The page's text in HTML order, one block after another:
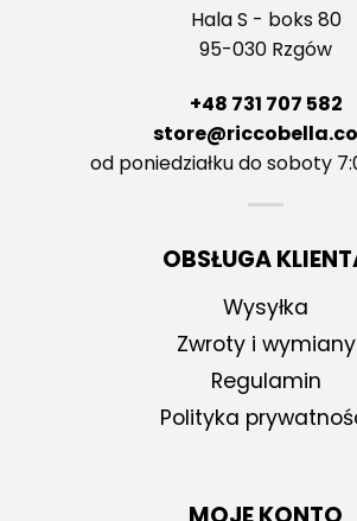
Hala S - boks 80
95-030 Rzgów
+48 731 707 582
od poniedziałku do soboty
OBSŁUGA
Wysyłka
Zwroty i wymiany
Regulamin
Polityka